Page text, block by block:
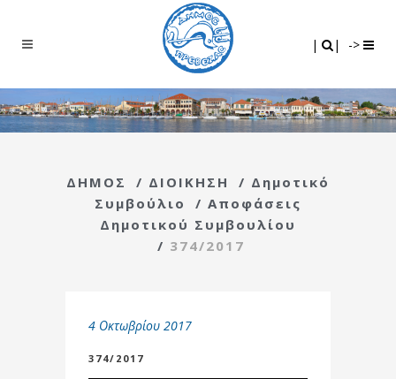
| | ->
ΔΗΜΟΣ / ΔΙΟΙΚΗΣΗ / Δημοτικό
Συμβούλιο
/ Αποφάσεις
Δημοτικού Συμβουλίου
/ 374/2017
4 Οκτωβρίου 2017
374/2017